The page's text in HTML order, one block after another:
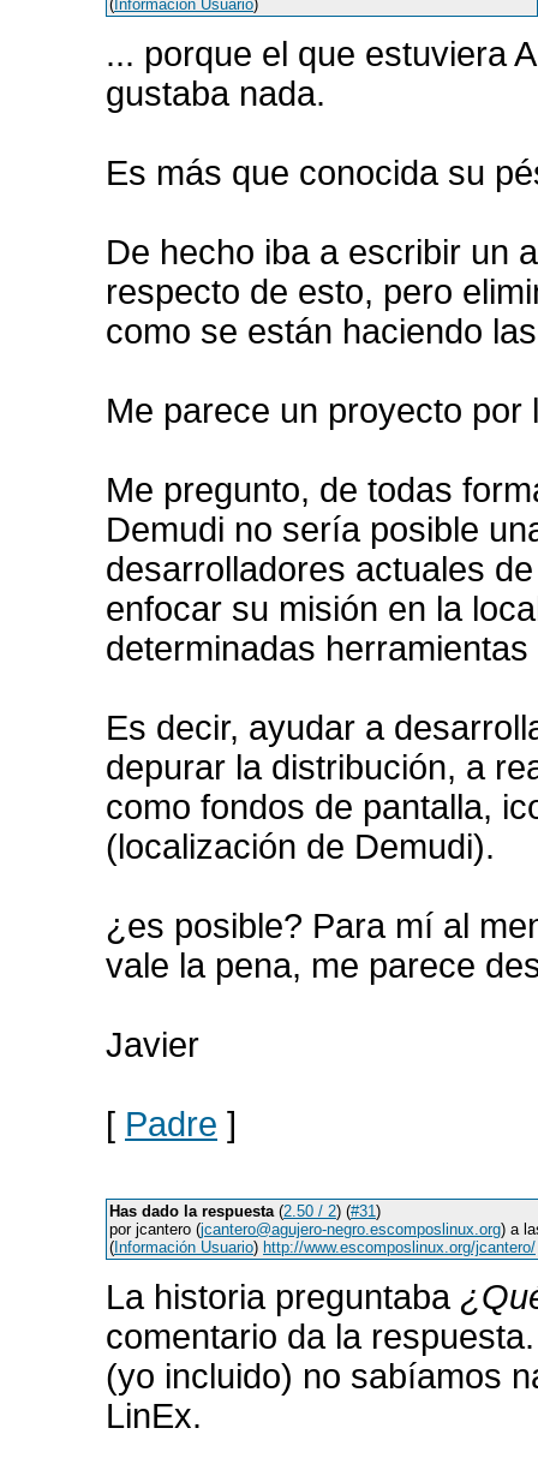
( Información Usuario)
... porque el que estuviera
gustaba nada.
Es más que conocida su
De hecho iba a escribir un
respecto de esto, pero
como se están haciendo
Me parece un proyecto por
Me pregunto, de todas
Demudi no sería posible
desarrolladores actuales
enfocar su misión en la
determinadas
Es decir, ayudar a
depurar la distribución, a
como fondos de pantalla,
(localización de Demudi).
¿es posible? Para mí al
vale la pena, me parece
Javier
[ Padre ]
Has dado la respuesta(2.50 / 2) (#31)
por jcantero (jcantero@agujero-negro.escomposlinux.org) a
( Información Usuario) http://www.escomposlinux.org/jcantero/
La historia preguntaba
comentario da la
(yo incluido) no sabíamos
LinEx.